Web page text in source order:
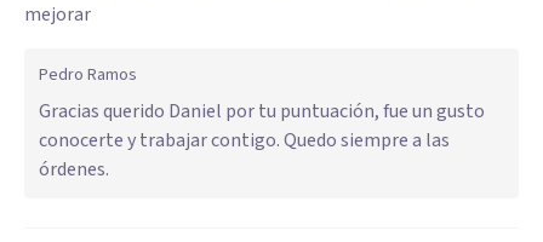
mejorar
Pedro Ramos
Gracias querido Daniel por tu puntuación, fue un gusto
conocerte y trabajar contigo. Quedo siempre a las
órdenes.